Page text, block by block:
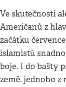
Ve skutečnosti
Američanů z
začátku
islamistů
boje. I do bašty
země, jednoho z